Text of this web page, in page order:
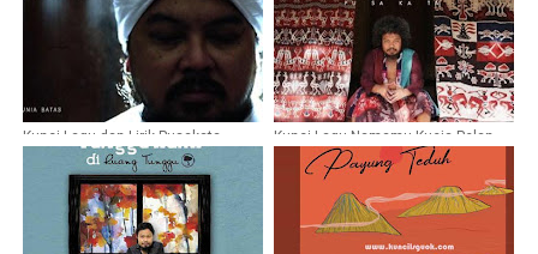
Kunci Lagu dan Lirik Pusakata -
Dunia Batas
Kunci Lagu Namamu Kueja Pelan-
Pelan – Pusakata